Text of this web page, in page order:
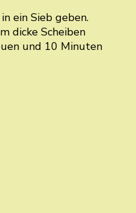
ein Sieb geben.
dicke Scheiben
und 10 Minuten